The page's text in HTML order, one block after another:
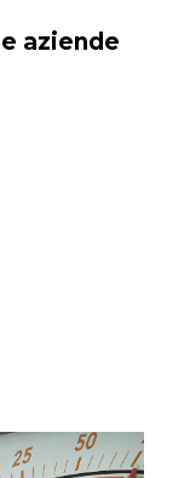
aziende